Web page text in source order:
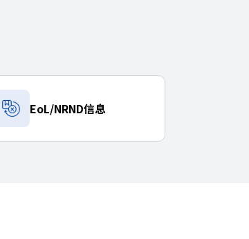
EoL/NRND信息